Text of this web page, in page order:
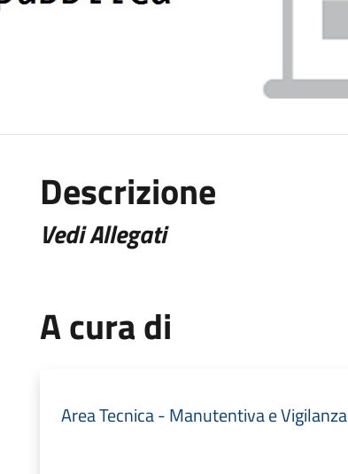
Descrizione
Vedi Allegati
A cura di
Area Tecnica - Manutentiva e Vigilanza